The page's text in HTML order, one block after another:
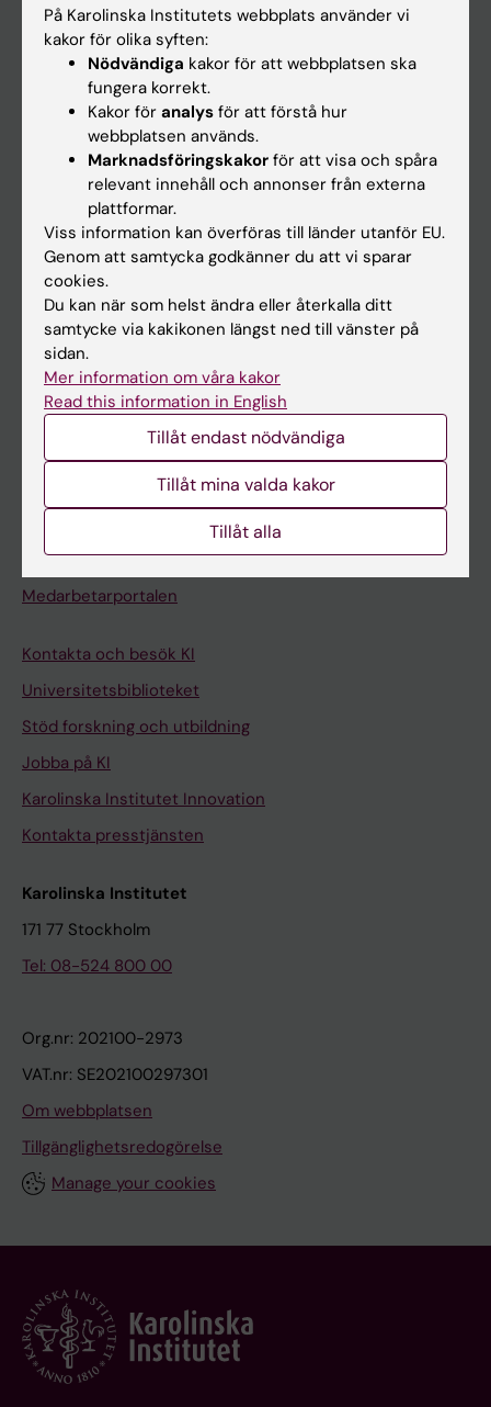
Forskning
Kalender
Student
Ladok
Canvas
Schema
Studentmejlen
Kurs- och programwebbar
Medarbetare
Medarbetarportalen
Kontakta och besök KI
Universitetsbiblioteket
Stöd forskning och utbildning
Jobba på KI
Karolinska Institutet Innovation
Kontakta presstjänsten
Karolinska Institutet
171 77 Stockholm
Tel: 08-524 800 00
Org.nr: 202100-2973
VAT.nr: SE202100297301
Om webbplatsen
Tillgänglighetsredogörelse
Manage your cookies
På Karolinska Institutets webbplats använder vi
kakor för olika syften:
Nödvändiga kakor för att webbplatsen ska
fungera korrekt.
Kakor för analys för att förstå hur
webbplatsen används.
Marknadsföringskakor för att visa och spåra
relevant innehåll och annonser från externa
plattformar.
Viss information kan överföras till länder utanför EU.
Genom att samtycka godkänner du att vi sparar
cookies.
Du kan när som helst ändra eller återkalla ditt
samtycke via kakikonen längst ned till vänster på
sidan.
Mer information om våra kakor
Read this information in English
Tillåt endast nödvändiga
Tillåt mina valda kakor
Tillåt alla